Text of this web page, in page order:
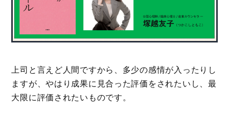
上司と言えど人間ですから、多少の感情が入ったりし
ますが、やはり成果に見合った評価をされたいし、最
大限に評価されたいものです。